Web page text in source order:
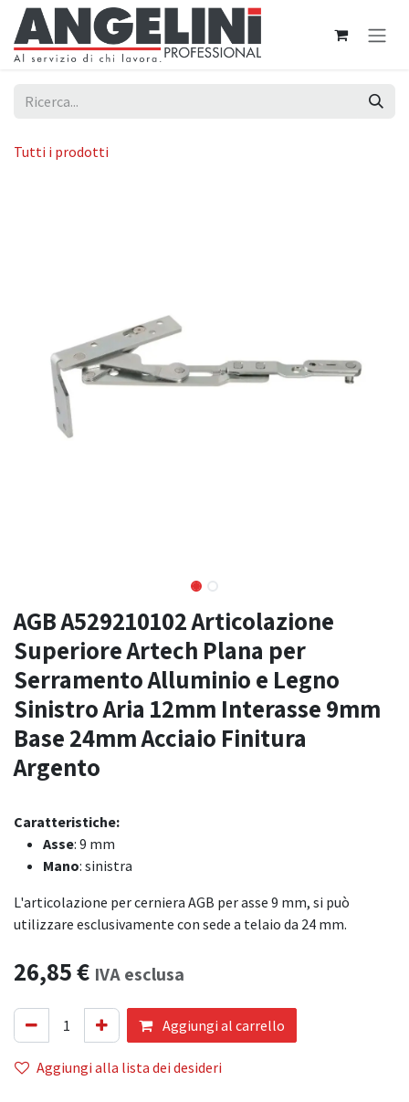
Passa al contenuto
Tutti i prodotti
AGB A529210102 Articolazione
Superiore Artech Plana per
Serramento Alluminio e Legno
Sinistro Aria 12mm Interasse 9mm
Base 24mm Acciaio Finitura
Argento
Caratteristiche:
Asse: 9 mm
Mano: sinistra
L'articolazione per cerniera AGB per asse 9 mm, si può
utilizzare esclusivamente con sede a telaio da 24 mm.
26,85€ IVA esclusa
Aggiungi al carrello
Aggiungi alla lista dei desideri